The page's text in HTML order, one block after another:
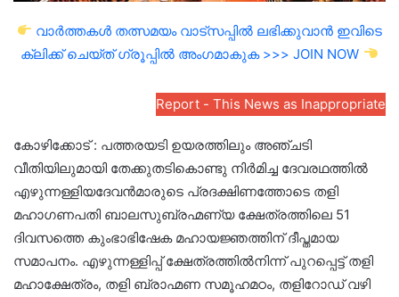
വാർത്തകൾ തത്സമയം വാട്സപ്പിൽ ലഭിക്കുവാൻ ഇവിടെ
ക്ലിക്ക് ചെയ്ത് ഗ്രൂപ്പിൽ അംഗമാകുക >>> JOIN NOW
Report - This News as Inappropriate
കോഴിക്കോട് : പത്തരയടി ഉയരത്തിലും അഞ്ചടി
വീതിയിലുമായി തേക്കുതടികൊണ്ടു നിർമിച്ച ദേവരഥത്തിൽ
എഴുന്നള്ളിയദേവൻമാരുടെ പ്രദക്ഷിണത്തോടെ തളി
മഹാഗണപതി ബാലസുബ്രഹ്മണ്യ ക്ഷേത്രത്തിലെ 51
ദിവസത്തെ കുംഭാഭിഷേക മഹായജ്ഞത്തിന് ദീപ്തമായ
സമാപനം. എഴുന്നള്ളിപ്പ് ക്ഷേത്രത്തിൽനിന്ന് പുറപ്പെട്ട് തളി
മഹാക്ഷേത്രം, തളി ബ്രാഹ്മണ സമൂഹമഠം, തളിറോഡ് വഴി